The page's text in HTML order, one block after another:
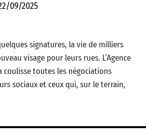
09/2025
signatures, la vie de milliers
visage pour leurs rues. L’Agence
toutes les négociations
sociaux et ceux qui, sur le terrain,